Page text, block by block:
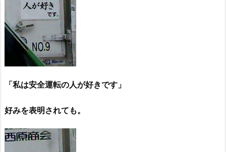
「私は安全運転の人が好きです」
好みを表明されても。